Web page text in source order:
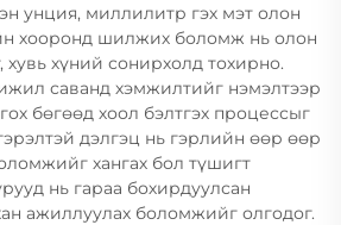
унция, миллилитр гэх мэт олон
хооронд шилжих боломж нь олон
хүний сонирхолд тохирно.
саванд хэмжилтийг нэмэлтээр
бөгөөд хоол бэлтгэх процессыг
дэлгэц нь гэрлийн өөр өөр
хангах бол түшигт
нь гараа бохирдуулсан
ажиллуулах боломжийг олгодог.